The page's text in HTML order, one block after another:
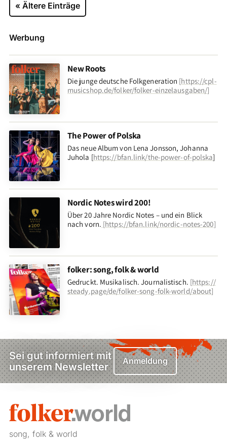
« Ältere Einträge
Werbung
New Roots
Die junge deutsche Folkgeneration [https://cpl-
musicshop.de/folker/folker-einzelausgaben/]
The Power of Polska
Das neue Album von Lena Jonsson, Johanna
Juhola [https://bfan.link/the-power-of-polska]
Nordic Notes wird 200!
Über 20 Jahre Nordic Notes – und ein Blick
nach vorn. [https://bfan.link/nordic-notes-200]
folker: song, folk & world
Gedruckt. Musikalisch. Journalistisch. [https://
steady.page/de/folker-song-folk-world/about]
Sei gut informiert mit
unserem Newsletter
Anmeldung
song, folk & world